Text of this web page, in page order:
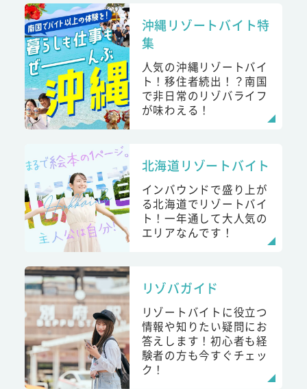
沖縄リゾートバイト特
集
人気の沖縄リゾートバイ
ト！移住者続出！？南国
で非日常のリゾバライフ
が味わえる！
北海道リゾートバイト
インバウンドで盛り上が
る北海道でリゾートバイ
ト！一年通して大人気の
エリアなんです！
リゾバガイド
リゾートバイトに役立つ
情報や知りたい疑問にお
答えします！初心者も経
験者の方も今すぐチェッ
ク！